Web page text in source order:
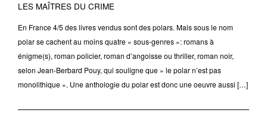
LES MAÎTRES DU CRIME
En France 4/5 des livres vendus sont des polars. Mais sous le nom
polar se cachent au moins quatre « sous-genres »: romans à
énigme(s), roman policier, roman d’angoisse ou thriller, roman noir,
selon Jean-Berbard Pouy, qui souligne que » le polar n’est pas
monolithique ». Une anthologie du polar est donc une oeuvre aussi […]